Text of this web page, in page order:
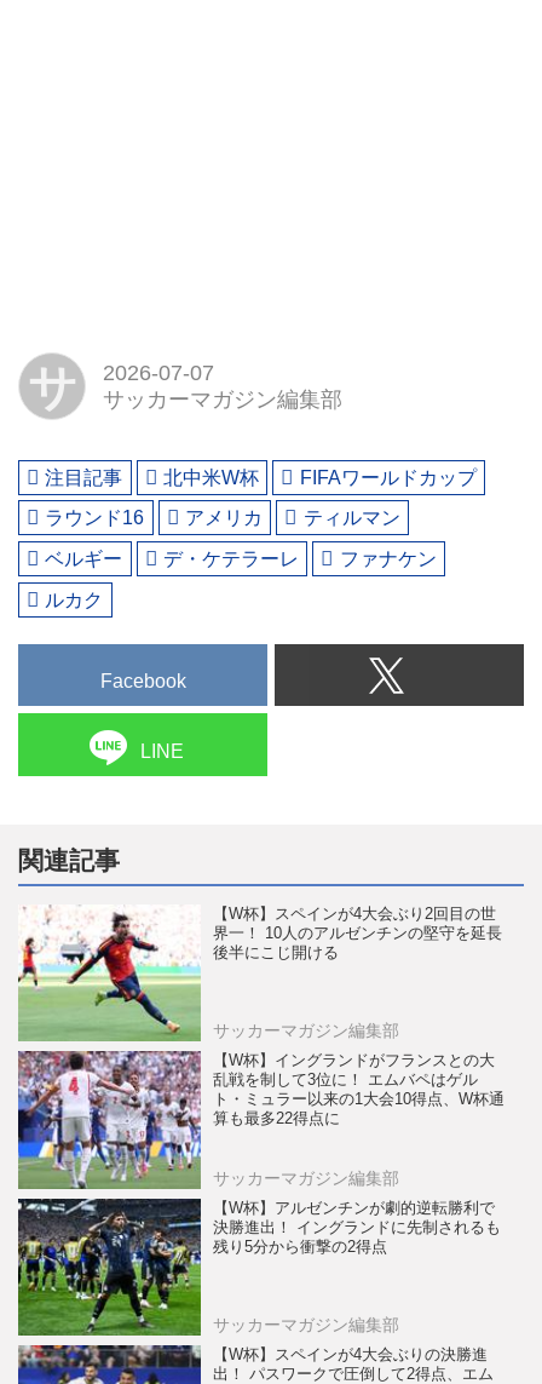
サ
2026-07-07
サッカーマガジン編集部
注目記事 北中米W杯
FIFAワールドカップ
ラウンド16
アメリカ
ティルマン
ベルギー
デ・ケテラーレ
ファナケン
ルカク
Facebook
LINE
関連記事
【W杯】スペインが4大会ぶり2回目の世
界一！ 10人のアルゼンチンの堅守を延長
後半にこじ開ける
サッカーマガジン編集部
【W杯】イングランドがフランスとの大
乱戦を制して3位に！ エムバペはゲル
ト・ミュラー以来の1大会10得点、W杯通
算も最多22得点に
サッカーマガジン編集部
【W杯】アルゼンチンが劇的逆転勝利で
決勝進出！ イングランドに先制されるも
残り5分から衝撃の2得点
サッカーマガジン編集部
【W杯】スペインが4大会ぶりの決勝進
出！ パスワークで圧倒して2得点、エム